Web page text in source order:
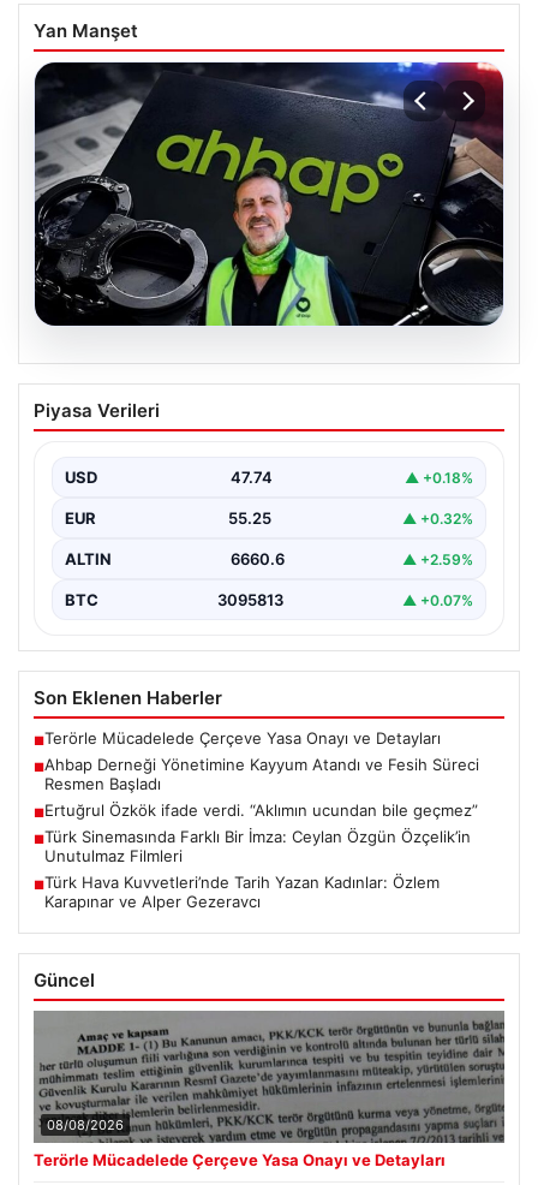
Yan Manşet
07.08.2026
Ahbap Derneği Yönetimine Kayyum
Atandı ve Fesih Süreci Resmen Başladı
kamuoyunda geniş yankı bulan Ahbap Derneği ile ilgili…
Piyasa Verileri
USD 47.74 ▲ +0.18%
EUR 55.25 ▲ +0.32%
ALTIN 6660.6 ▲ +2.59%
BTC 3095813 ▲ +0.07%
Son Eklenen Haberler
■Terörle Mücadelede Çerçeve Yasa Onayı ve Detayları
■Ahbap Derneği Yönetimine Kayyum Atandı ve Fesih Süreci
Resmen Başladı
■Ertuğrul Özkök ifade verdi. “Aklımın ucundan bile geçmez”
■Türk Sinemasında Farklı Bir İmza: Ceylan Özgün Özçelik’in
Unutulmaz Filmleri
■Türk Hava Kuvvetleri’nde Tarih Yazan Kadınlar: Özlem
Karapınar ve Alper Gezeravcı
Güncel
08/08/2026
Terörle Mücadelede Çerçeve Yasa Onayı ve Detayları